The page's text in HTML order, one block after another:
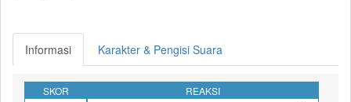
Informasi Karakter & Pengisi Suara
SKOR REAKSI